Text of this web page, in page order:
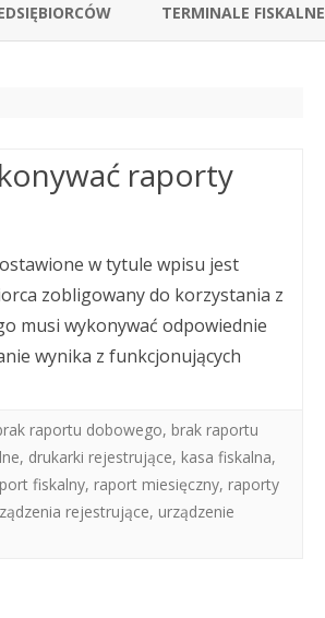
to
content
TERMINALE FISKALNE
raporty
w tytule wpisu jest
zobligowany do korzystania z
musi wykonywać odpowiednie
wynika z funkcjonujących
raportu dobowego, brak raportu
, drukarki rejestrujące, kasa fiskalna,
fiskalny, raport miesięczny, raporty
rejestrujące, urządzenie